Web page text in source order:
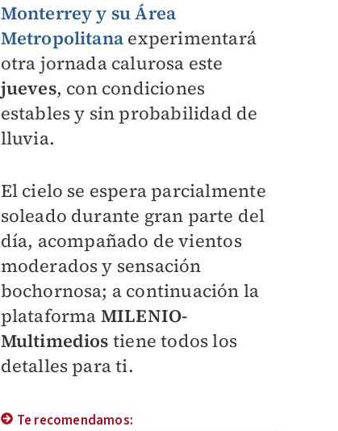
Monterrey y su Área
Metropolitana experimentará
otra jornada calurosa este
jueves, con condiciones
estables y sin probabilidad de
lluvia.
El cielo se espera parcialmente
soleado durante gran parte del
día, acompañado de vientos
moderados y sensación
bochornosa; a continuación la
plataforma MILENIO-
Multimedios tiene todos los
detalles para ti.
Te recomendamos: